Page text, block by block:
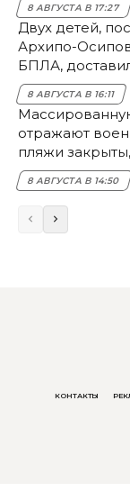
8 АВГУСТА В 17:27
Двух детей,
Архипо-
БПЛА,
8 АВГУСТА В 16:11
отражают
пляжи
8 АВГУСТА В 14:50
КОНТАКТЫ